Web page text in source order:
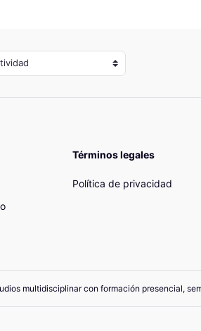
Términos legales
Política de privacidad
multidisciplinar con formación presencial,